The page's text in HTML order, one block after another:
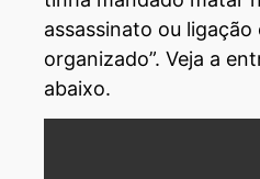
assassinato ou
organizado”. Veja a
abaixo.